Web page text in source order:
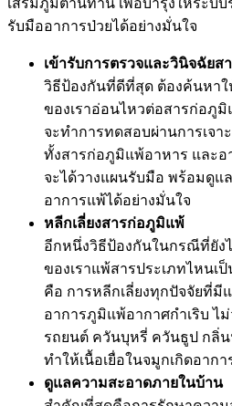
เสริมภูมิต้านทาน เพื่อบำรุงให้ระบบ
รับมืออาการป่วยได้อย่างมั่นใจ
เข้ารับการตรวจและวินิจฉัยส
วิธีป้องกันที่ดีที่สุด ต้องค้นหาใ
ของเราอ่อนไหวต่อสารก่อภู
จะทำการทดสอบผ่านการเจ
ทั้งสารก่อภูมิแพ้อาหาร และอ
จะได้วางแผนรับมือ พร้อมดูแ
อาการแพ้ได้อย่างมั่นใจ
หลีกเลี่ยงสารก่อภูมิแพ้
อีกหนึ่งวิธีป้องกันในกรณีที่ยัง
ของเราแพ้สารประเภทไหนเ
คือ การหลีกเลี่ยงทุกปัจจัยที่มี
อาการภูมิแพ้อากาศกำเริบ ไ
รถยนต์ ควันบุหรี่ ควันธูป กลิ่
ทำให้เนื้อเยื่อในจมูกเกิดอาก
ดูแลความสะอาดภายในบ้าน